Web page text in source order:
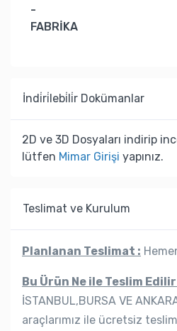
-
FABRİKA
İndi̇ri̇lebi̇li̇r Dokümanlar
2D ve 3D Dosyaları indirip
lütfen Mimar Girişi yapınız.
Teslimat ve Kurulum
Planlanan Teslimat :
Bu Ürün Ne ile Teslim Edilir
İSTANBUL,BURSA VE
araçlarımız ile ücretsiz